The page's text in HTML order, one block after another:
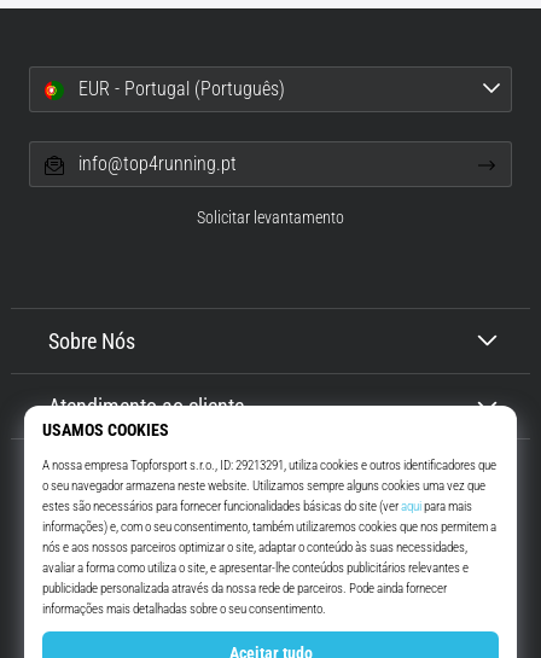
Top4Running.pt
Há mais de 16 anos que te motivamos a saíres de casa e correres. Mais
rápido. Connosco. Todos os dias.
Sobre Nós
Atendimento ao cliente
EUR - Portugal (Português)
info@top4running.pt
Solicitar levantamento